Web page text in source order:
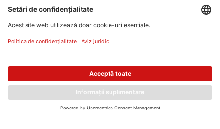
sâmbăta13:00 - 17:00
SÂMBĂTA ÎN FAMILIE
Date de contact Termeni și condiții Privacy Policy Meldung illegaler Inhalte
Copyright © Penny FM 2022. Toate drepturile rezervate.